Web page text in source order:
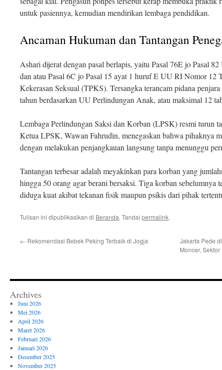
untuk pasiennya, kemudian mendirikan lembaga pendidikan.
Ancaman Hukuman dan Tantangan
Ashari dijerat dengan pasal berlapis, yaitu Pasal 76E jo Pasal
dan atau Pasal 6C jo Pasal 15 ayat 1 huruf E UU RI Nomor 12
Kekerasan Seksual (TPKS). Tersangka terancam pidana
tahun berdasarkan UU Perlindungan Anak, atau maksimal 12
Lembaga Perlindungan Saksi dan Korban (LPSK) resmi turun
Ketua LPSK, Wawan Fahrudin, menegaskan bahwa pihaknya
dengan melakukan penjangkauan langsung tanpa menunggu
Tantangan terbesar adalah meyakinkan para korban yang
hingga 50 orang agar berani bersaksi. Tiga korban sebelumnya
diduga kuat akibat tekanan fisik maupun psikis dari pihak
Tulisan ini dipublikasikan di Beranda. Tandai permalink.
← Rekomendasi Bebek Peking Terbaik di Jogja
Jakarta Pede
Moncer,
Archives
Juni 2026
Mei 2026
April 2026
Maret 2026
Februari 2026
Januari 2026
Desember 2025
November 2025